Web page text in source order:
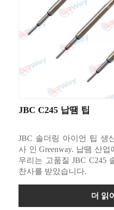
JBC C245 납땜 팁
JBC 솔더링 아이언 팁 생
사 인 Greenway. 납땜 산
우리는 고품질 JBC C245
찬사를 받았습니다.
더 읽